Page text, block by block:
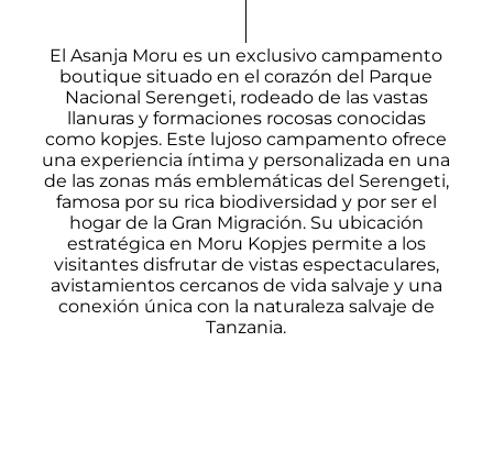
El Asanja Moru es un exclusivo campamento
boutique situado en el corazón del Parque
Nacional Serengeti, rodeado de las vastas
llanuras y formaciones rocosas conocidas
como kopjes. Este lujoso campamento ofrece
una experiencia íntima y personalizada en una
de las zonas más emblemáticas del Serengeti,
famosa por su rica biodiversidad y por ser el
hogar de la Gran Migración. Su ubicación
estratégica en Moru Kopjes permite a los
visitantes disfrutar de vistas espectaculares,
avistamientos cercanos de vida salvaje y una
conexión única con la naturaleza salvaje de
Tanzania.